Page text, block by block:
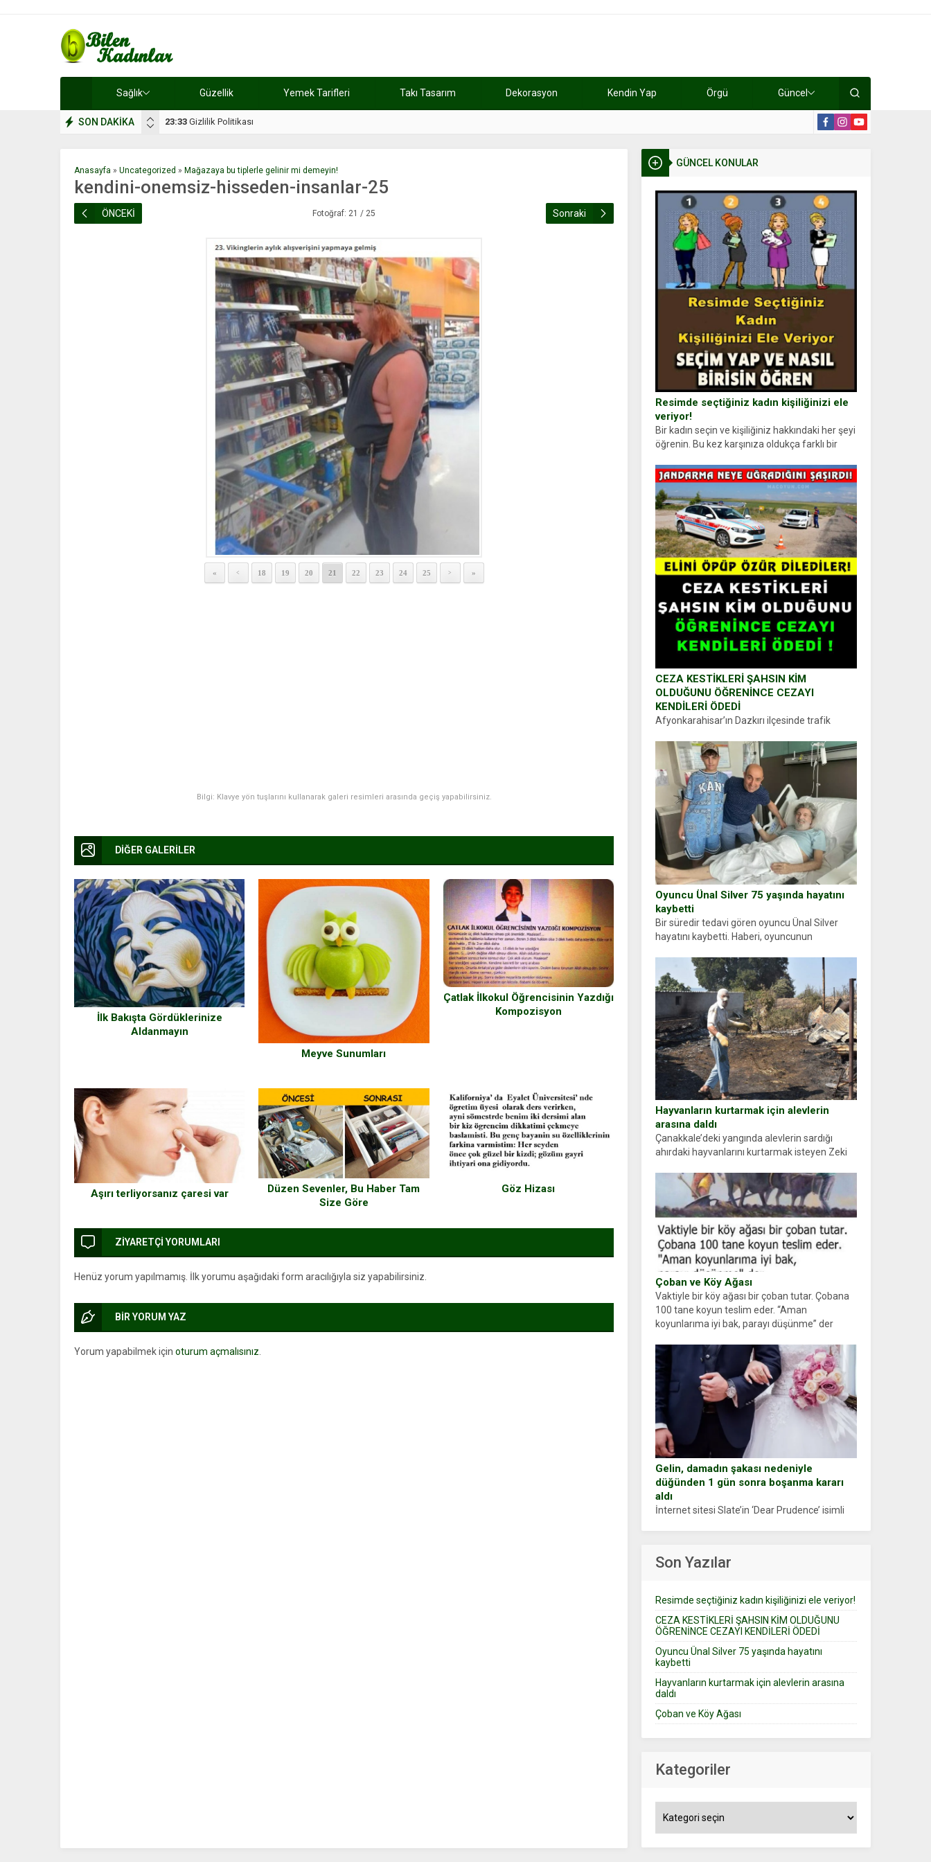
Sağlık Güzellik Yemek Tarifleri Takı Tasarım Dekorasyon Kendin Yap Örgü Güncel
SON DAKİKA 17:08 Dilan, düğününe 5 gün kala hayatını kaybetti
GÜNCEL KONULAR
Resimde seçtiğiniz kadın kişiliğinizi ele
veriyor!
Bir kadın seçin ve kişiliğiniz hakkındaki her şeyi
öğrenin. Bu kez karşınıza oldukça farklı bir
kadın figürlerinden dikkatinizi en...
CEZA KESTİKLERİ ŞAHSIN KİM
OLDUĞUNU ÖĞRENİNCE CEZAYI
KENDİLERİ ÖDEDİ
Afyonkarahisar’ın Dazkırı ilçesinde trafik
durdurdukları bir otomobilin sürücüsünden
ehliyet ve ruhsat sorup belgelerini istedi.
Sürücü Abdurrahman Ö.nün verdiği evraklarda
eksik olduğunu...
Oyuncu Ünal Silver 75 yaşında hayatını
kaybetti
Bir süredir tedavi gören oyuncu Ünal Silver
hayatını kaybetti. Haberi, oyuncunun
sosyal medya hesabında “Usta Oyuncumuz ve
çok değerli dostumuz...
Hayvanların kurtarmak için alevlerin
arasına daldı
Çanakkale’deki yangında alevlerin sardığı
ahırdaki hayvanlarını kurtarmak isteyen Zeki
ellerinde yanıklar oluşan Demir, kâbus dolu
anları anlattı… Merkeze bağlı...
Çoban ve Köy Ağası
Vaktiyle bir köy ağası bir çoban tutar. Çobana
100 tane koyun teslim eder. “Aman
koyunlarıma iyi bak, parayı düşünme” der
Gelin, damadın şakası nedeniyle
düğünden 1 gün sonra boşanma kararı
aldı
İnternet sitesi Slate’in ‘Dear Prudence’ isimli
Son Yazılar
Resimde seçtiğiniz kadın kişiliğinizi ele veriyor!
CEZA KESTİKLERİ ŞAHSIN KİM OLDUĞUNU
ÖĞRENİNCE CEZAYI KENDİLERİ ÖDEDİ
Oyuncu Ünal Silver 75 yaşında hayatını
kaybetti
Hayvanların kurtarmak için alevlerin arasına
daldı
Çoban ve Köy Ağası
Kategoriler
Anasayfa » Uncategorized » Mağazaya bu tiplerle gelinir mi demeyin!
kendini-onemsiz-hisseden-insanlar-25
ÖNCEKİ Fotoğraf: 21 / 25 Sonraki
« < 18 19 20 21 22 23 24 25 > »
Bilgi: Klavye yön tuşlarını kullanarak galeri resimleri arasında geçiş yapabilirsiniz.
DİĞER GALERİLER
İlk Bakışta Gördüklerinize
Aldanmayın
Meyve Sunumları
Çatlak İlkokul Öğrencisinin Yazdığı
Kompozisyon
Aşırı terliyorsanız çaresi var
Düzen Sevenler, Bu Haber Tam
Size Göre
Göz Hizası
ZİYARETÇİ YORUMLARI
Henüz yorum yapılmamış. İlk yorumu aşağıdaki form aracılığıyla siz yapabilirsiniz.
BİR YORUM YAZ
Yorum yapabilmek için oturum açmalısınız